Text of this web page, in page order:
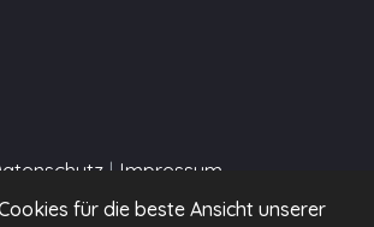
| Impressum
für die beste Ansicht unserer